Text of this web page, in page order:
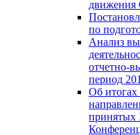
движения
по
Анализ
отчетно-
период
Об
принятых